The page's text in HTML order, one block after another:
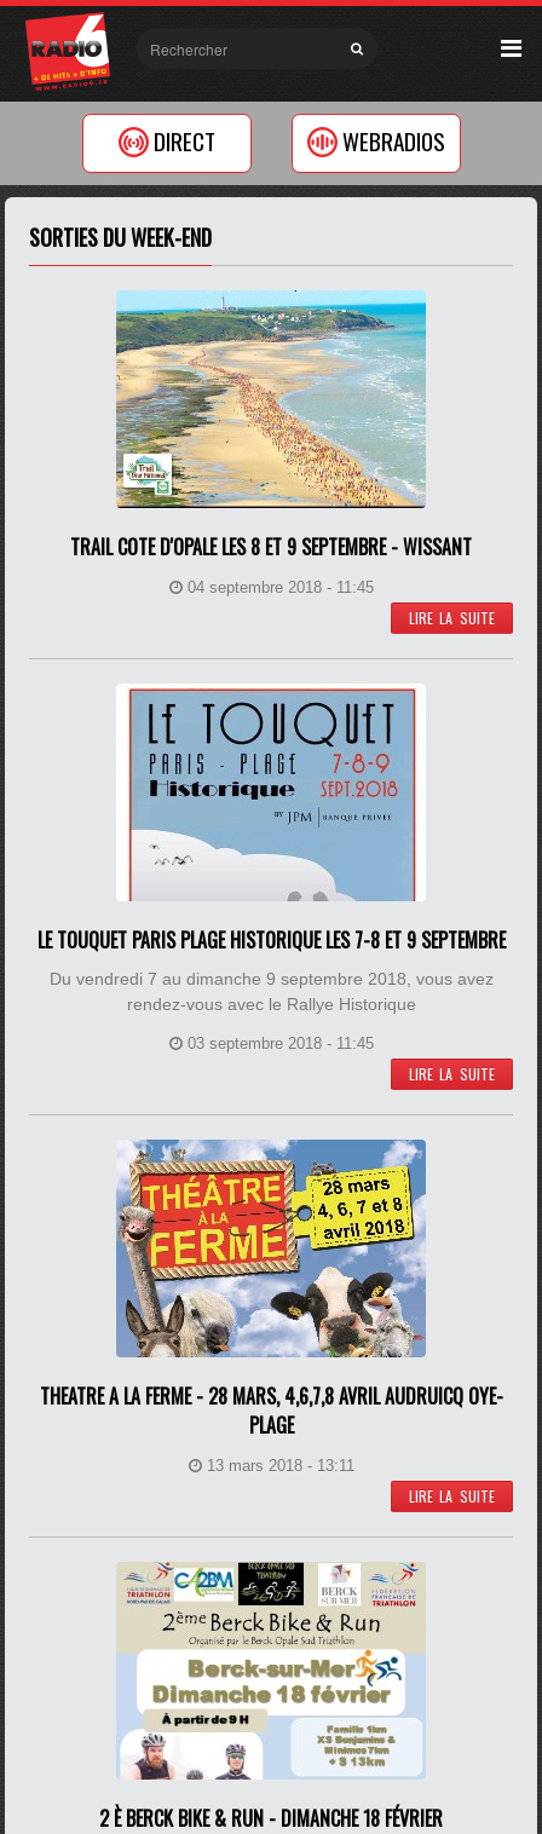
DIRECT WEBRADIOS
SORTIES DU WEEK-END
TRAIL COTE D'OPALE LES 8 ET 9 SEPTEMBRE - WISSANT
04 septembre 2018 - 11:45
LIRE LA SUITE
LE TOUQUET PARIS PLAGE HISTORIQUE LES 7-8 ET 9 SEPTEMBRE
Du vendredi 7 au dimanche 9 septembre 2018, vous avez
rendez-vous avec le Rallye Historique
03 septembre 2018 - 11:45
LIRE LA SUITE
THEATRE A LA FERME - 28 MARS, 4,6,7,8 AVRIL AUDRUICQ OYE-
PLAGE
13 mars 2018 - 13:11
LIRE LA SUITE
2 È BERCK BIKE & RUN - DIMANCHE 18 FÉVRIER